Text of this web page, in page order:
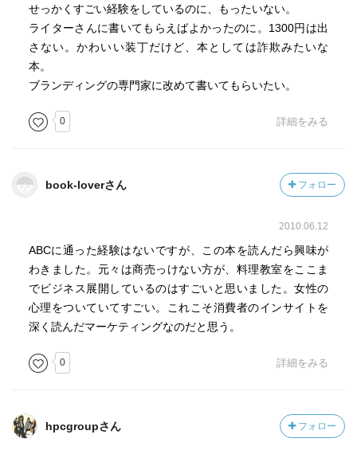
せっかくすごい経験をしているのに、もったいない。
ライターさんに書いてもらえばよかったのに。1300円は出
さない。かわいい装丁だけど、本としては詐欺みたいな
本。
ブランディングの専門家に改めて書いてもらいたい。
0 詳細をみる
book-loverさん フォロー
2010.06.12
ABCに通った経験はないですが、この本を読んだら興味が
わきました。元々は商売っけない方が、料理教室をここま
でビジネス展開しているのはすごいと思いました。女性の
心理をついていてすごい。これこそ消費者のインサイトを
深く読んだマーケティングなのだと思う。
0 詳細をみる
hpcgroupさん フォロー